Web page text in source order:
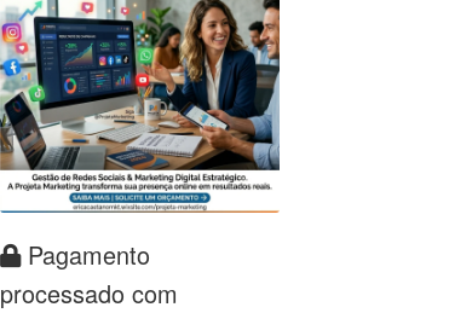
Pagamento
processado com